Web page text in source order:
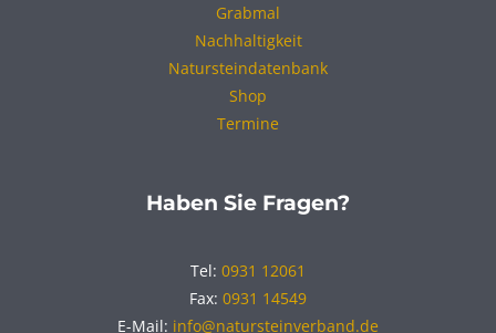
Grabmal
Nachhaltigkeit
Natursteindatenbank
Shop
Termine
Haben Sie Fragen?
Tel: 0931 12061
Fax: 0931 14549
E-Mail: info@natursteinverband.de